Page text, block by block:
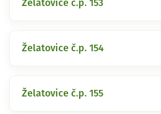
Želatovice č.p. 153
Želatovice č.p. 154
Želatovice č.p. 155